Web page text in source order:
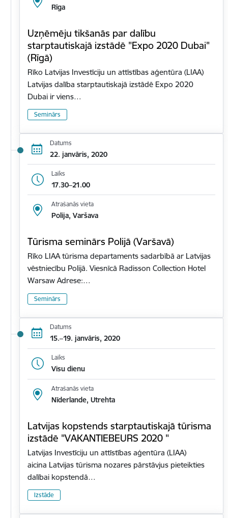
Rīga
Uzņēmēju tikšanās par dalību
starptautiskajā izstādē "Expo 2020 Dubai"
(Rīgā)
Rīko Latvijas Investīciju un attīstības aģentūra (LIAA)
Latvijas dalība starptautiskajā izstādē Expo 2020
Dubai ir viens…
Seminārs
Datums
22. janvāris, 2020
Laiks
17.30–21.00
Atrašanās vieta
Polija, Varšava
Tūrisma seminārs Polijā (Varšavā)
Rīko LIAA tūrisma departaments sadarbībā ar Latvijas
vēstniecību Polijā. Viesnīcā Radisson Collection Hotel
Warsaw Adrese:…
Seminārs
Datums
15.–19. janvāris, 2020
Laiks
Visu dienu
Atrašanās vieta
Nīderlande, Utrehta
Latvijas kopstends starptautiskajā tūrisma
izstādē "VAKANTIEBEURS 2020 "
Latvijas Investīciju un attīstības aģentūra (LIAA)
aicina Latvijas tūrisma nozares pārstāvjus pieteikties
dalībai kopstendā…
Izstāde